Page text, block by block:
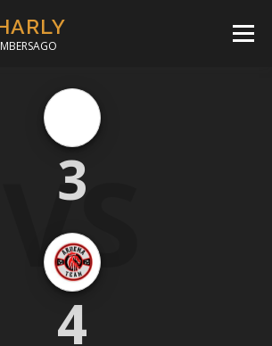
Menù
CORSO CALCIO A 5
MINIBASKET
VS
3
4